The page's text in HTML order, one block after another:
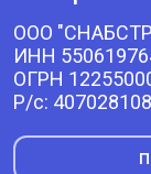
ООО
ИНН
ОГРН
Р/с: